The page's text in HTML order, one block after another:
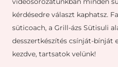
kérdésedre választ kaphatsz.
süticoach, a Grill-ázs Sütisuli
desszertkészítés csínját-bínját
kezdve, tartsatok velünk!